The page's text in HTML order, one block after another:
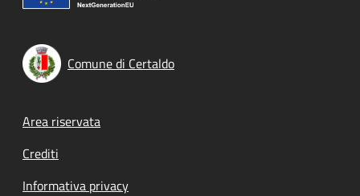
Comune di Certaldo
Footer menu
Area riservata
Crediti
Informativa privacy